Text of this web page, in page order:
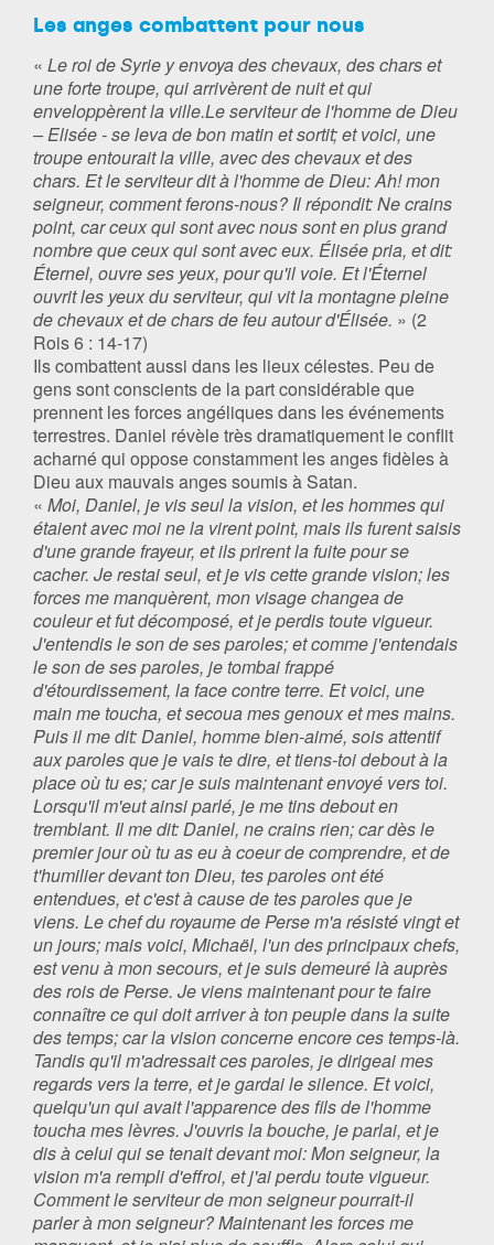
Les anges combattent pour nous
« Le roi de Syrie y envoya des chevaux, des chars et
une forte troupe, qui arrivèrent de nuit et qui
enveloppèrent la ville.Le serviteur de l'homme de Dieu
– Elisée - se leva de bon matin et sortit; et voici, une
troupe entourait la ville, avec des chevaux et des
chars. Et le serviteur dit à l'homme de Dieu: Ah! mon
seigneur, comment ferons-nous? Il répondit: Ne crains
point, car ceux qui sont avec nous sont en plus grand
nombre que ceux qui sont avec eux. Élisée pria, et dit:
Éternel, ouvre ses yeux, pour qu'il voie. Et l'Éternel
ouvrit les yeux du serviteur, qui vit la montagne pleine
de chevaux et de chars de feu autour d'Élisée. » (2
Rois 6 : 14-17)
Ils combattent aussi dans les lieux célestes. Peu de
gens sont conscients de la part considérable que
prennent les forces angéliques dans les événements
terrestres. Daniel révèle très dramatiquement le conflit
acharné qui oppose constamment les anges fidèles à
Dieu aux mauvais anges soumis à Satan.
« Moi, Daniel, je vis seul la vision, et les hommes qui
étaient avec moi ne la virent point, mais ils furent saisis
d'une grande frayeur, et ils prirent la fuite pour se
cacher. Je restai seul, et je vis cette grande vision; les
forces me manquèrent, mon visage changea de
couleur et fut décomposé, et je perdis toute vigueur.
J'entendis le son de ses paroles; et comme j'entendais
le son de ses paroles, je tombai frappé
d'étourdissement, la face contre terre. Et voici, une
main me toucha, et secoua mes genoux et mes mains.
Puis il me dit: Daniel, homme bien-aimé, sois attentif
aux paroles que je vais te dire, et tiens-toi debout à la
place où tu es; car je suis maintenant envoyé vers toi.
Lorsqu'il m'eut ainsi parlé, je me tins debout en
tremblant. Il me dit: Daniel, ne crains rien; car dès le
premier jour où tu as eu à coeur de comprendre, et de
t'humilier devant ton Dieu, tes paroles ont été
entendues, et c'est à cause de tes paroles que je
viens. Le chef du royaume de Perse m'a résisté vingt et
un jours; mais voici, Michaël, l'un des principaux chefs,
est venu à mon secours, et je suis demeuré là auprès
des rois de Perse. Je viens maintenant pour te faire
connaître ce qui doit arriver à ton peuple dans la suite
des temps; car la vision concerne encore ces temps-là.
Tandis qu'il m'adressait ces paroles, je dirigeai mes
regards vers la terre, et je gardai le silence. Et voici,
quelqu'un qui avait l'apparence des fils de l'homme
toucha mes lèvres. J'ouvris la bouche, je parlai, et je
dis à celui qui se tenait devant moi: Mon seigneur, la
vision m'a rempli d'effroi, et j'ai perdu toute vigueur.
Comment le serviteur de mon seigneur pourrait-il
parler à mon seigneur? Maintenant les forces me